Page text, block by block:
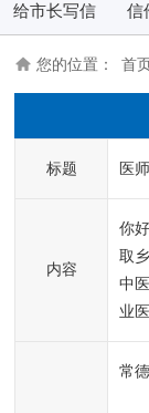
给市长写信 信
您的位置： 首
标题 医
内容
你
取
中
业
常